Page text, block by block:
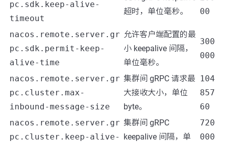
pc.sdk.keep-alive-
timeout
超时，单位毫秒。
00
nacos.remote.server.gr
pc.sdk.permit-keep-
alive-time
允许客户端配置的最
小 keepalive 间隔，
单位毫秒。
300
000
nacos.remote.server.gr
pc.cluster.max-
inbound-message-size
集群间 gRPC 请求最
大接收大小，单位
byte。
104
857
60
nacos.remote.server.gr
pc.cluster.keep-alive-
集群间 gRPC
keepalive 间隔，单
720
000